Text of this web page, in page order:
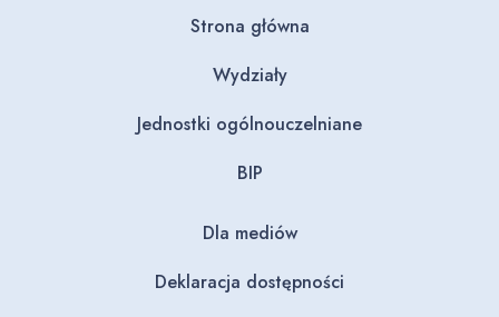
Strona główna
Wydziały
Jednostki ogólnouczelniane
BIP
Dla mediów
Deklaracja dostępności